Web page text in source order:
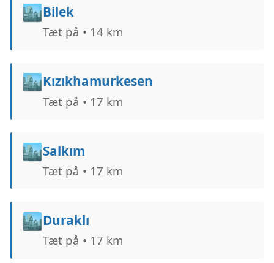
🏙️Bilek
Tæt på • 14 km
🏙️Kızıkhamurkesen
Tæt på • 17 km
🏙️Salkım
Tæt på • 17 km
🏙️Duraklı
Tæt på • 17 km